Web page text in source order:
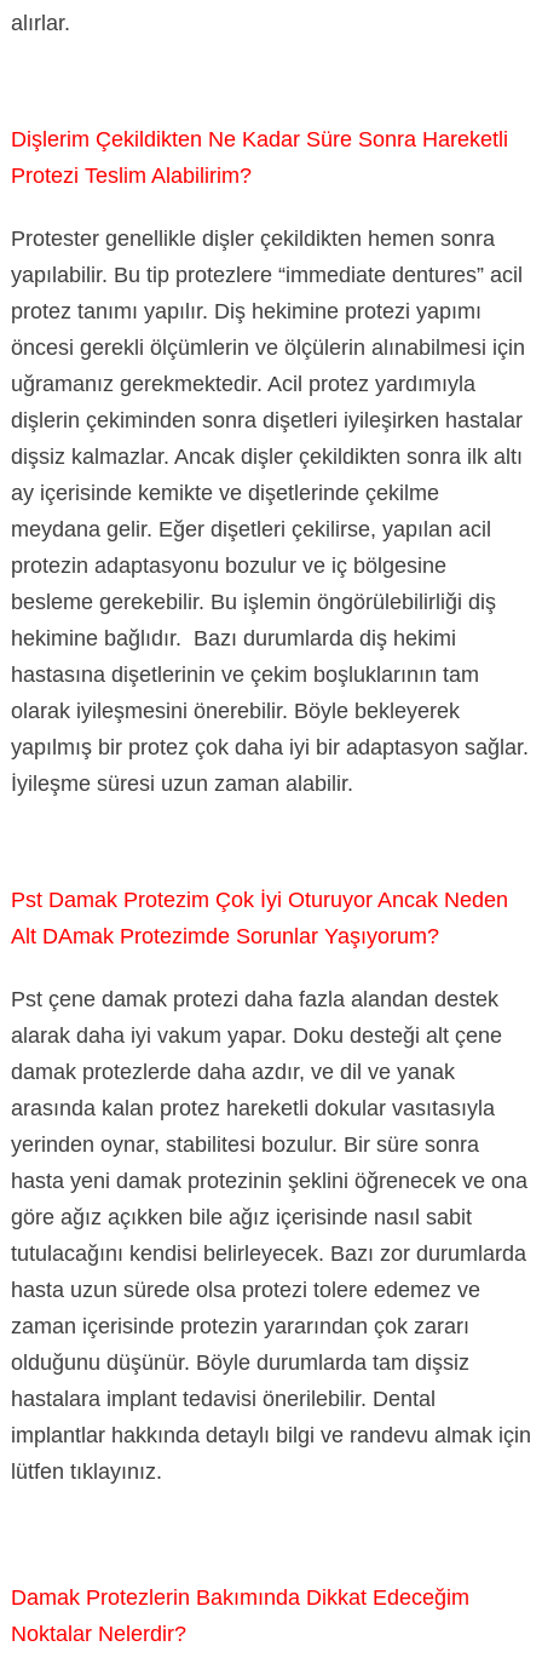
alırlar.
Dişlerim Çekildikten Ne Kadar Süre Sonra Hareketli
Protezi Teslim Alabilirim?
Protester genellikle dişler çekildikten hemen sonra
yapılabilir. Bu tip protezlere “immediate dentures” acil
protez tanımı yapılır. Diş hekimine protezi yapımı
öncesi gerekli ölçümlerin ve ölçülerin alınabilmesi için
uğramanız gerekmektedir. Acil protez yardımıyla
dişlerin çekiminden sonra dişetleri iyileşirken hastalar
dişsiz kalmazlar. Ancak dişler çekildikten sonra ilk altı
ay içerisinde kemikte ve dişetlerinde çekilme
meydana gelir. Eğer dişetleri çekilirse, yapılan acil
protezin adaptasyonu bozulur ve iç bölgesine
besleme gerekebilir. Bu işlemin öngörülebilirliği diş
hekimine bağlıdır. Bazı durumlarda diş hekimi
hastasına dişetlerinin ve çekim boşluklarının tam
olarak iyileşmesini önerebilir. Böyle bekleyerek
yapılmış bir protez çok daha iyi bir adaptasyon sağlar.
İyileşme süresi uzun zaman alabilir.
Pst Damak Protezim Çok İyi Oturuyor Ancak Neden
Alt DAmak Protezimde Sorunlar Yaşıyorum?
Pst çene damak protezi daha fazla alandan destek
alarak daha iyi vakum yapar. Doku desteği alt çene
damak protezlerde daha azdır, ve dil ve yanak
arasında kalan protez hareketli dokular vasıtasıyla
yerinden oynar, stabilitesi bozulur. Bir süre sonra
hasta yeni damak protezinin şeklini öğrenecek ve ona
göre ağız açıkken bile ağız içerisinde nasıl sabit
tutulacağını kendisi belirleyecek. Bazı zor durumlarda
hasta uzun sürede olsa protezi tolere edemez ve
zaman içerisinde protezin yararından çok zararı
olduğunu düşünür. Böyle durumlarda tam dişsiz
hastalara implant tedavisi önerilebilir. Dental
implantlar hakkında detaylı bilgi ve randevu almak için
lütfen tıklayınız.
Damak Protezlerin Bakımında Dikkat Edeceğim
Noktalar Nelerdir?